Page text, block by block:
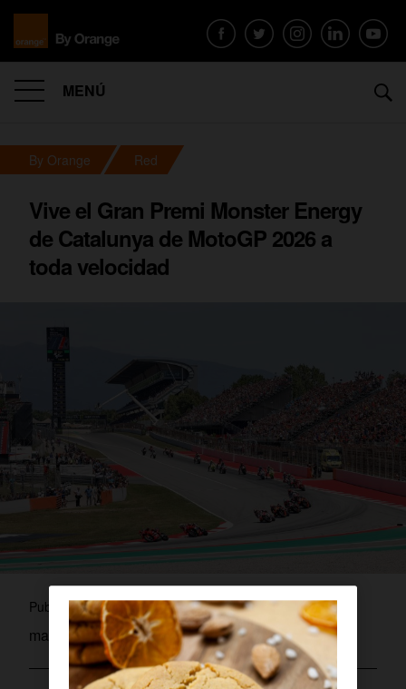
MENÚ
By Orange Red
Vive el Gran Premi Monster Energy
de Catalunya de MotoGP 2026 a
toda velocidad
Publicado porpablo
mayo 12, 2026